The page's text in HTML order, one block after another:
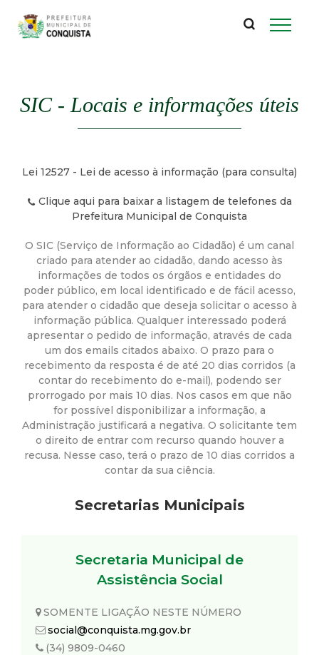
P
f
u
r
a
M
u
n
i
a
l
SIC - Locais e informações úteis
Lei 12527 - Lei de acesso à informação (para consulta)
Clique aqui para baixar a listagem de telefones da
Prefeitura Municipal de Conquista
O SIC (Serviço de Informação ao Cidadão) é um canal
criado para atender ao cidadão, dando acesso às
informações de todos os órgãos e entidades do
poder público, em local identificado e de fácil acesso,
para atender o cidadão que deseja solicitar o acesso à
informação pública. Qualquer interessado poderá
apresentar o pedido de informação, através de cada
um dos emails citados abaixo. O prazo para o
recebimento da resposta é de até 20 dias corridos (a
contar do recebimento do e-mail), podendo ser
prorrogado por mais 10 dias. Nos casos em que não
for possível disponibilizar a informação, a
Administração justificará a negativa. O solicitante tem
o direito de entrar com recurso quando houver a
recusa. Nesse caso, terá o prazo de 10 dias corridos a
contar da sua ciência.
Secretarias Municipais
Secretaria Municipal de
Assistência Social
SOMENTE LIGAÇÃO NESTE NÚMERO
social@conquista.mg.gov.br
(34) 9809-0460